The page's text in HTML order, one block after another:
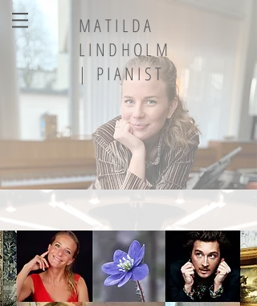
MATILDA
LINDHOLM
| PIANIST